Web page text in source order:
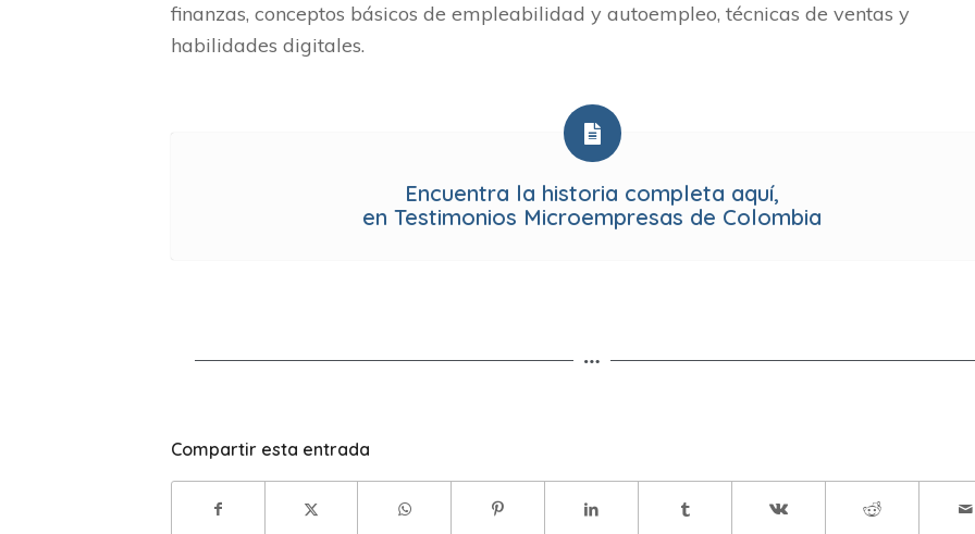
finanzas, conceptos básicos de empleabilidad y autoempleo, técnicas de ventas y
habilidades digitales.
Encuentra la historia completa aquí,
en Testimonios Microempresas de Colombia
Compartir esta entrada